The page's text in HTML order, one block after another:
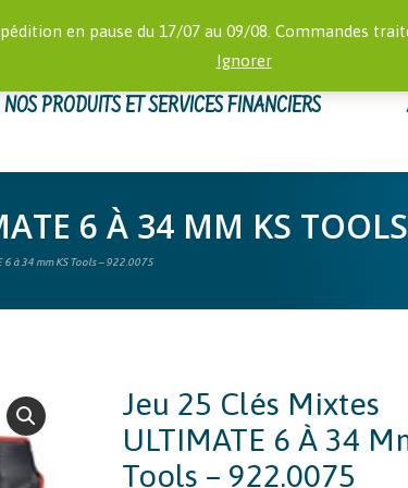
en pause du 17/07 au 09/08. Commandes
Ignorer
:
NOS PRODUITS ET SERVICES FINANCIERS
6 À 34 MM KS
6 à 34 mm KS Tools – 922.0075
Jeu 25 Clés Mixtes
ULTIMATE 6 À 34
Tools – 922.0075